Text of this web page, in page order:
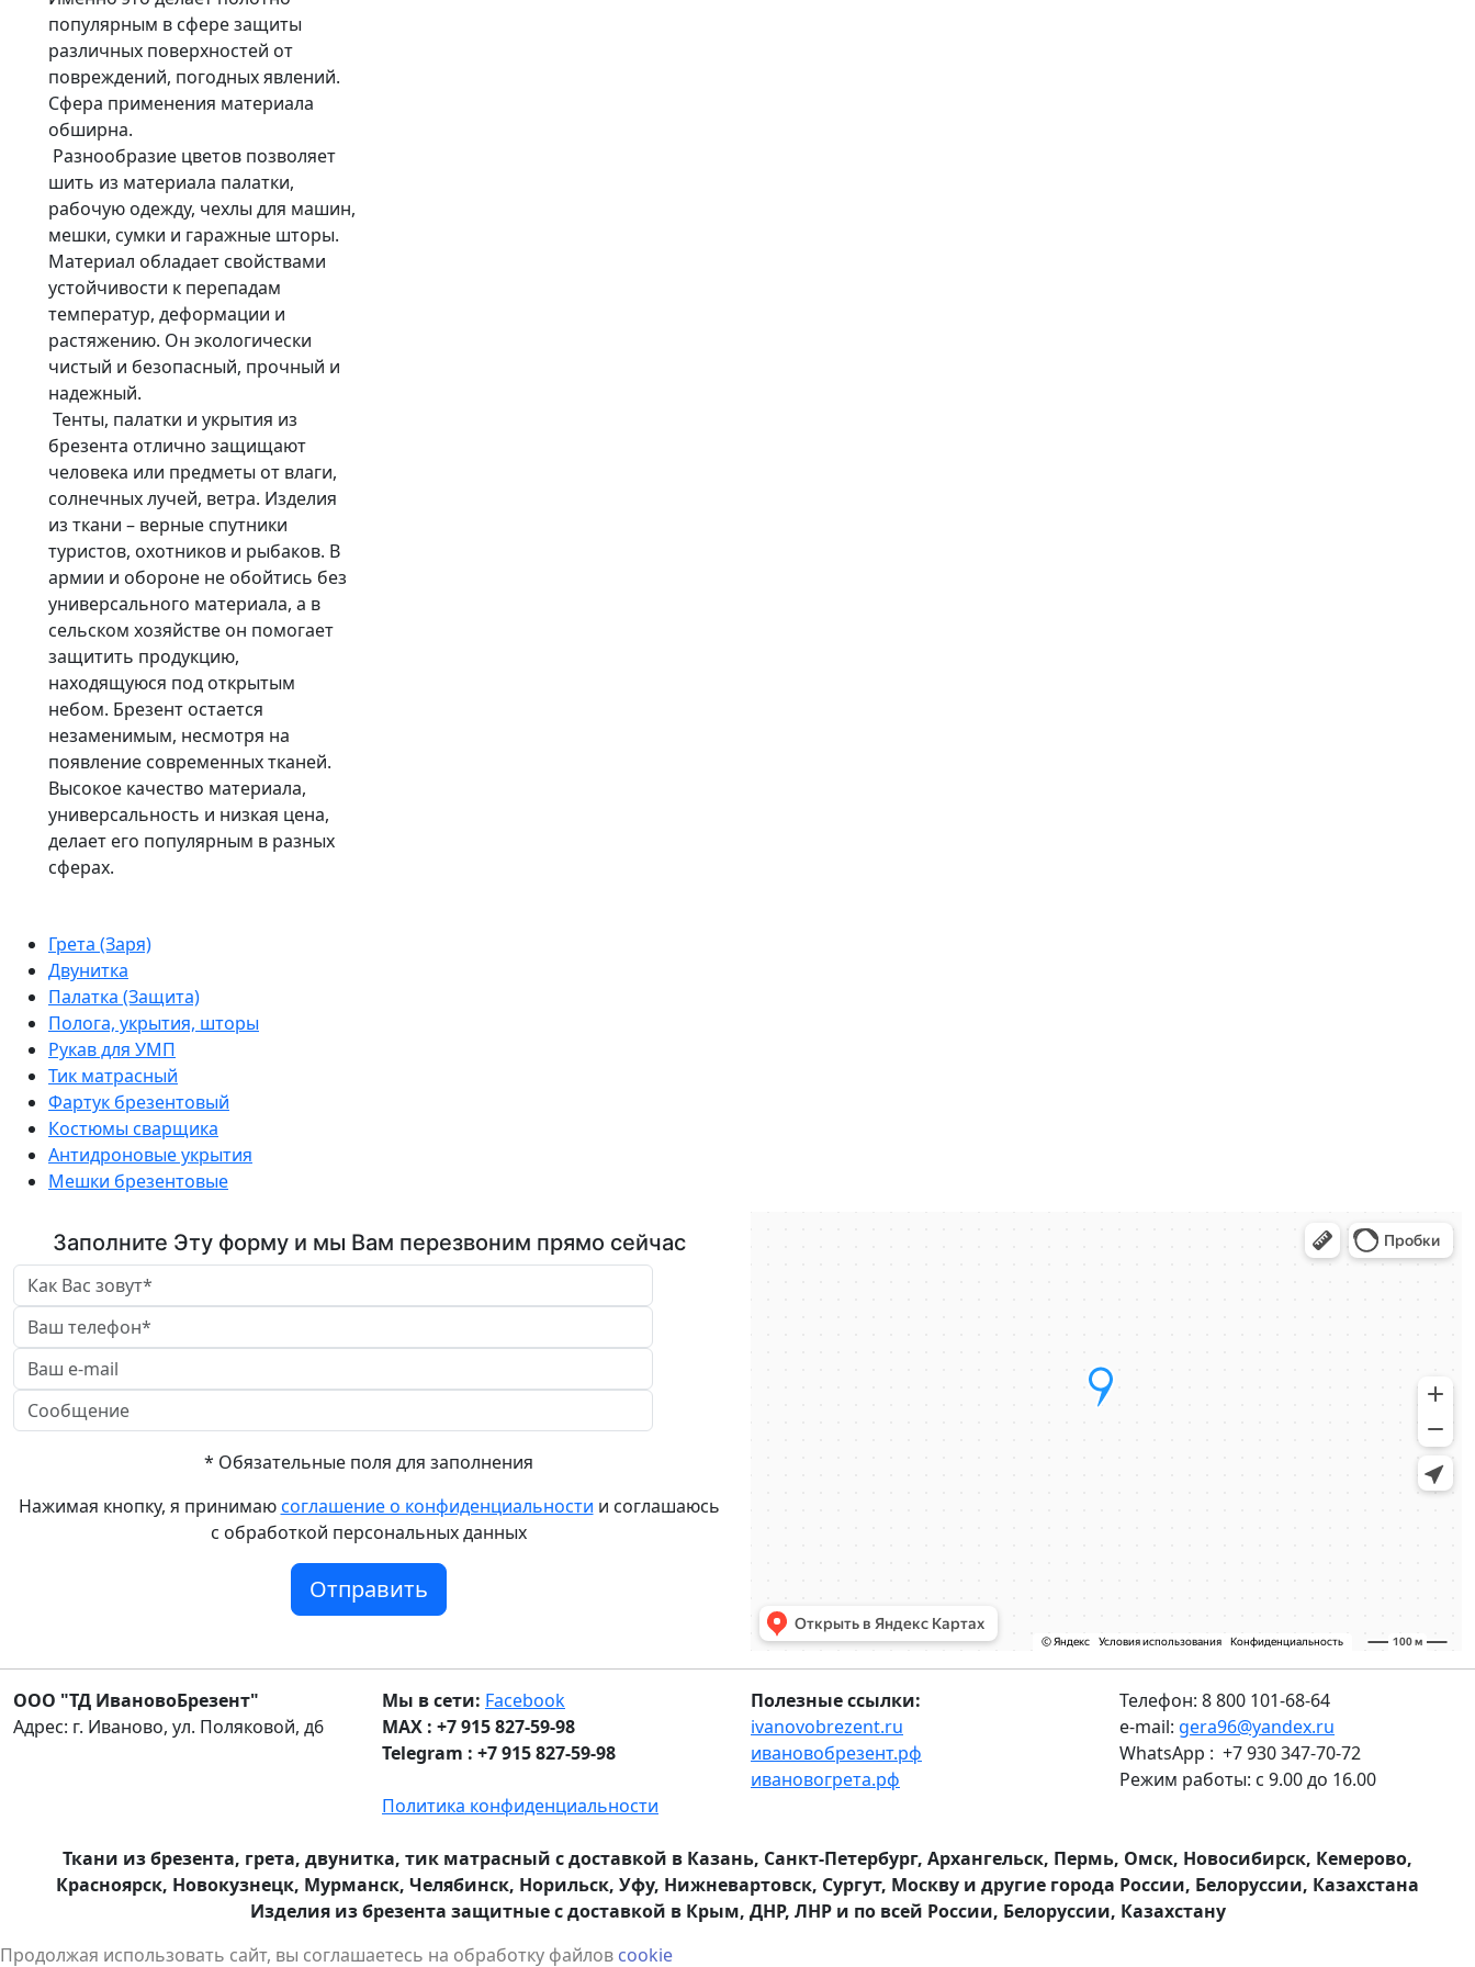
популярным в сфере защиты
различных поверхностей от
повреждений, погодных явлений.
Сфера применения материала
обширна.
Разнообразие цветов позволяет
шить из материала палатки,
рабочую одежду, чехлы для машин,
мешки, сумки и гаражные шторы.
Материал обладает свойствами
устойчивости к перепадам
температур, деформации и
растяжению. Он экологически
чистый и безопасный, прочный и
надежный.
Тенты, палатки и укрытия из
брезента отлично защищают
человека или предметы от влаги,
солнечных лучей, ветра. Изделия
из ткани – верные спутники
туристов, охотников и рыбаков. В
армии и обороне не обойтись без
универсального материала, а в
сельском хозяйстве он помогает
защитить продукцию,
находящуюся под открытым
небом. Брезент остается
незаменимым, несмотря на
появление современных тканей.
Высокое качество материала,
универсальность и низкая цена,
делает его популярным в разных
сферах.
Грета (Заря)
Двунитка
Палатка (Защита)
Полога, укрытия, шторы
Рукав для УМП
Тик матрасный
Фартук брезентовый
Костюмы сварщика
Антидроновые укрытия
Мешки брезентовые
Заполните Эту форму и мы Вам перезвоним прямо сейчас
* Обязательные поля для заполнения
Нажимая кнопку, я принимаюсоглашение о конфиденциальности и соглашаюсь
с обработкой персональных данных
Отправить
ООО "ТД ИвановоБрезент"
Адрес: г. Иваново, ул. Поляковой, д6
Мы в сети: Facebook
MAX : +7 915 827-59-98
Telegram : +7 915 827-59-98
Политика конфиденциальности
Полезные ссылки:
ivanovobrezent.ru
ивановобрезент.рф
ивановогрета.рф
Телефон: 8 800 101-68-64
e-mail: gera96@yandex.ru
WhatsApp : +7 930 347-70-72
Режим работы: с 9.00 до 16.00
Ткани из брезента, грета, двунитка, тик матрасный с доставкой в Казань, Санкт-Петербург, Архангельск, Пермь, Омск, Новосибирск, Кемерово,
Красноярск, Новокузнецк, Мурманск, Челябинск, Норильск, Уфу, Нижневартовск, Сургут, Москву и другие города России, Белоруссии, Казахстана
Изделия из брезента защитные с доставкой в Крым, ДНР, ЛНР и по всей России, Белоруссии, Казахстану
Продолжая использовать сайт, вы соглашаетесь на обработку файлов cookie